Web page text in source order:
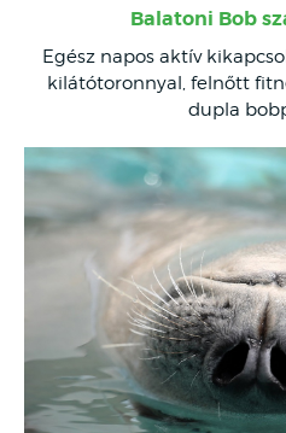
Balatoni Bob
Egész napos aktív
kilátótoronnyal, felnőtt
dupla